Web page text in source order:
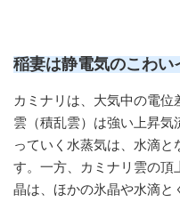
稲妻は静電気のこわい
カミナリは、大気中の電位
雲（積乱雲）は強い上昇
っていく水蒸気は、水滴と
す。一方、カミナリ雲の頂
晶は、ほかの氷晶や水滴と